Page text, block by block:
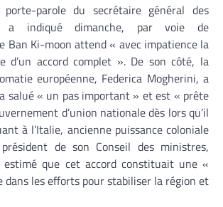
parole du secrétaire général des
a indiqué dimanche, par voie de
Ban Ki-moon attend « avec impatience la
d’un accord complet ». De son côté, la
européenne, Federica Mogherini, a
a salué « un pas important » et est « prête
d’union nationale dès lors qu’il
à l’Italie, ancienne puissance coloniale
de son Conseil des ministres,
estimé que cet accord constituait une «
les efforts pour stabiliser la région et